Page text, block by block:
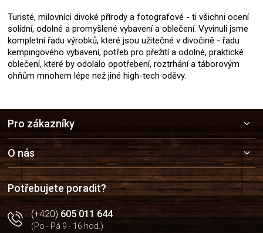
Turisté, milovníci divoké přírody a fotografové - ti všichni ocení
solidní, odolné a promyšlené vybavení a oblečení. Vyvinuli jsme
kompletní řadu výrobků, které jsou užitečné v divočině - řadu
kempingového vybavení, potřeb pro přežití a odolné, praktické
oblečení, které by odolalo opotřebení, roztrhání a táborovým
ohňům mnohem lépe než jiné high-tech oděvy.
a
t
í
Pro zákazníky
O nás
Potřebujete poradit?
(+420)605 011 644
(Po - Pá 9 - 16 hod.)